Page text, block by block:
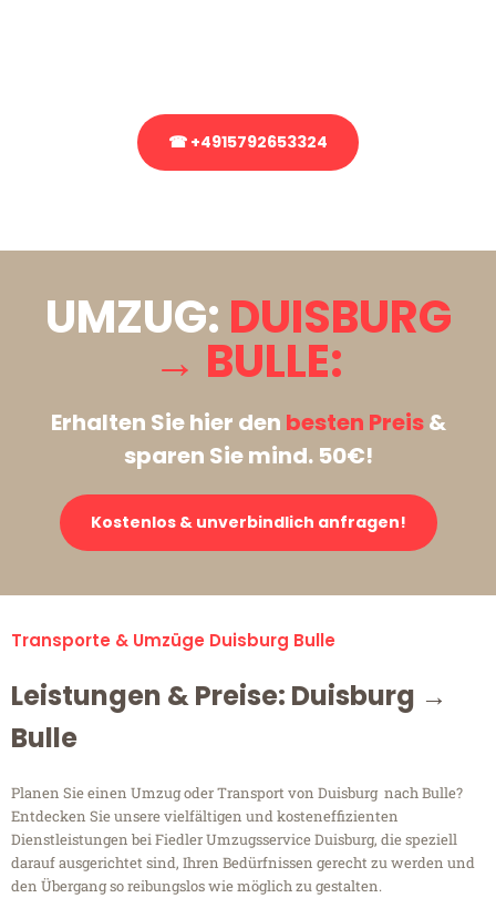
☎ +4915792653324
UMZUG: DUISBURG
→ BULLE:
Erhalten Sie hier den besten Preis&
sparen Sie mind. 50€!
Kostenlos & unverbindlich anfragen!
Transporte & Umzüge Duisburg Bulle
Leistungen & Preise: Duisburg →
Bulle
Planen Sie einen Umzug oder Transport von Duisburg nach Bulle?
Entdecken Sie unsere vielfältigen und kosteneffizienten
Dienstleistungen bei Fiedler Umzugsservice Duisburg, die speziell
darauf ausgerichtet sind, Ihren Bedürfnissen gerecht zu werden und
den Übergang so reibungslos wie möglich zu gestalten.